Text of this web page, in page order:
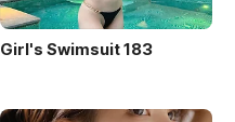
Girl's Swimsuit 183